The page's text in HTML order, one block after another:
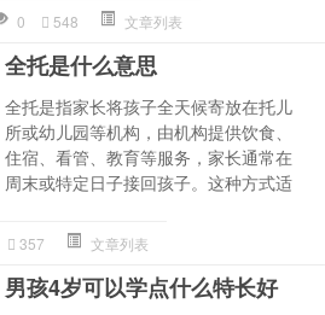
0 548 文章列表
全托是什么意思
全托是指家长将孩子全天候寄放在托儿
所或幼儿园等机构，由机构提供饮食、
住宿、看管、教育等服务，家长通常在
周末或特定日子接回孩子。这种方式适
357 文章列表
男孩4岁可以学点什么特长好